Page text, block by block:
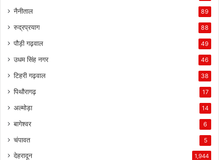
नैनीताल 89
रुद्रप्रयाग 88
पौड़ी गढ़वाल 49
उधम सिंह नगर 46
टिहरी गढ़वाल 38
पिथौरागढ़ 17
अल्मोड़ा 14
बागेश्वर 6
चंपावत 5
देहरादून 1,944